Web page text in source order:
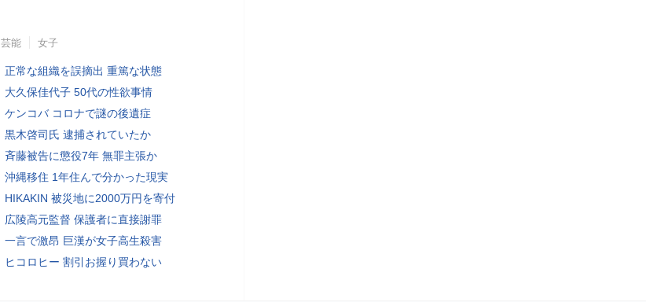
芸能 女子
正常な組織を誤摘出 重篤な状態
大久保佳代子 50代の性欲事情
ケンコバ コロナで謎の後遺症
黒木啓司氏 逮捕されていたか
斉藤被告に懲役7年 無罪主張か
沖縄移住 1年住んで分かった現実
HIKAKIN 被災地に2000万円を寄付
広陵高元監督 保護者に直接謝罪
一言で激昂 巨漢が女子高生殺害
ヒコロヒー 割引お握り買わない